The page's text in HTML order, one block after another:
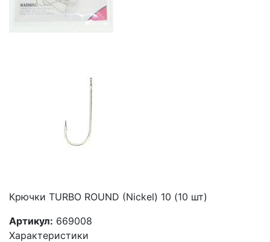
Крючки TURBO ROUND (Nickel) 10 (10 шт)
Артикул: 669008
Характеристики